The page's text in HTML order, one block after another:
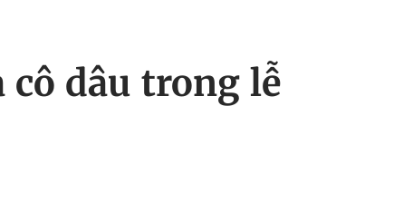
dâu trong lễ